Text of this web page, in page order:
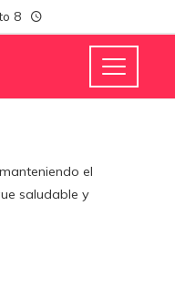
8
el
saludable y